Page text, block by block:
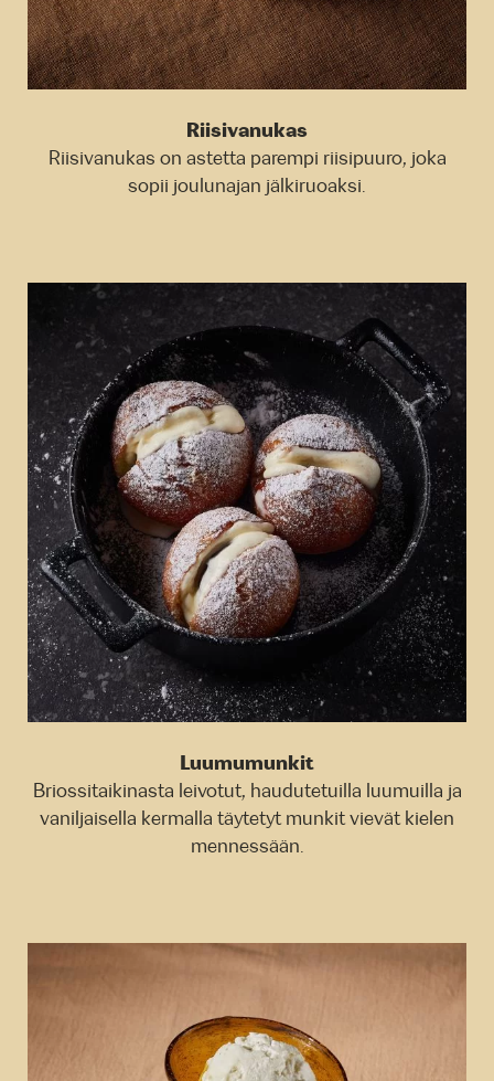
Riisivanukas
Riisivanukas on astetta parempi riisipuuro, joka
sopii joulunajan jälkiruoaksi.
Luumumunkit
Briossitaikinasta leivotut, haudutetuilla luumuilla ja
vaniljaisella kermalla täytetyt munkit vievät kielen
mennessään.